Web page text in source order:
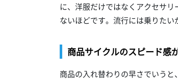
に、洋服だけではなくアクセサ
ないほどです。流行には乗りたい
商品サイクルのスピード感
商品の入れ替わりの早さでいう